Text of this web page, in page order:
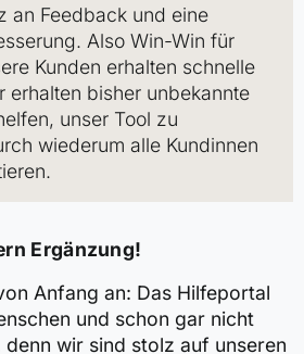
an Feedback und eine
Also Win-Win für
Kunden erhalten schnelle
erhalten bisher unbekannte
unser Tool zu
wiederum alle Kundinnen
Ergänzung!
Anfang an: Das Hilfeportal
und schon gar nicht
wir sind stolz auf unseren